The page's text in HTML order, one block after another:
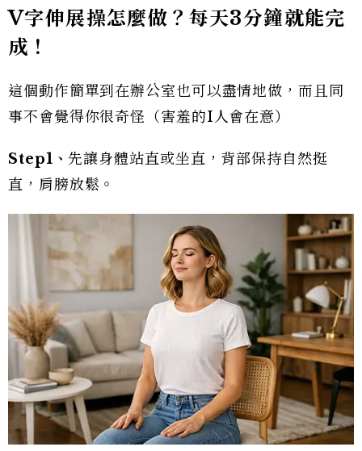
V字伸展操怎麼做？每天3分鐘就能完
成！
這個動作簡單到在辦公室也可以盡情地做，而且同
事不會覺得你很奇怪（害羞的I人會在意）
Step1 、先讓身體站直或坐直，背部保持自然挺
直，肩膀放鬆。